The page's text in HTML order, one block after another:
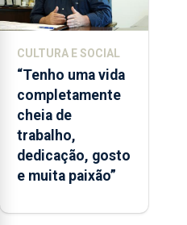
CULTURA E SOCIAL
“Tenho uma vida
completamente
cheia de
trabalho,
dedicação, gosto
e muita paixão”